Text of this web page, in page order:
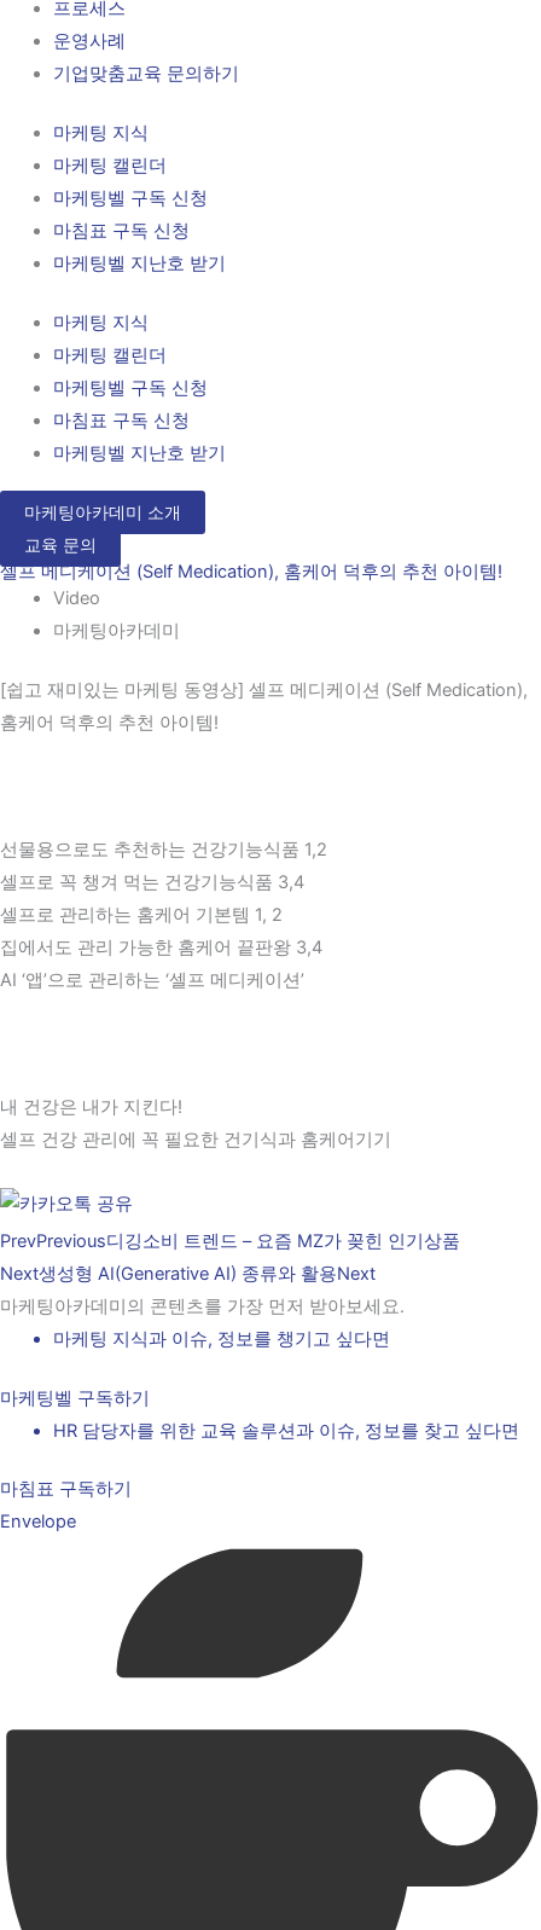
프로세스
운영사례
기업맞춤교육 문의하기
마케팅 지식
마케팅 캘린더
마케팅벨 구독 신청
마침표 구독 신청
마케팅벨 지난호 받기
마케팅 지식
마케팅 캘린더
마케팅벨 구독 신청
마침표 구독 신청
마케팅벨 지난호 받기
마케팅아카데미 소개
교육 문의
셀프 메디케이션 (Self Medication), 홈케어 덕후의 추천 아이템!
Video
마케팅아카데미
[쉽고 재미있는 마케팅 동영상] 셀프 메디케이션 (Self Medication),
홈케어 덕후의 추천 아이템!
선물용으로도 추천하는 건강기능식품 1,2
셀프로 꼭 챙겨 먹는 건강기능식품 3,4
셀프로 관리하는 홈케어 기본템 1, 2
집에서도 관리 가능한 홈케어 끝판왕 3,4
AI ‘앱’으로 관리하는 ‘셀프 메디케이션’
내 건강은 내가 지킨다!
셀프 건강 관리에 꼭 필요한 건기식과 홈케어기기
PrevPrevious디깅소비 트렌드 – 요즘 MZ가 꽂힌 인기상품
Next생성형 AI(Generative AI) 종류와 활용Next
마케팅아카데미의 콘텐츠를 가장 먼저 받아보세요.
마케팅 지식과 이슈, 정보를 챙기고 싶다면
마케팅벨 구독하기
HR 담당자를 위한 교육 솔루션과 이슈, 정보를 찾고 싶다면
마침표 구독하기
Envelope